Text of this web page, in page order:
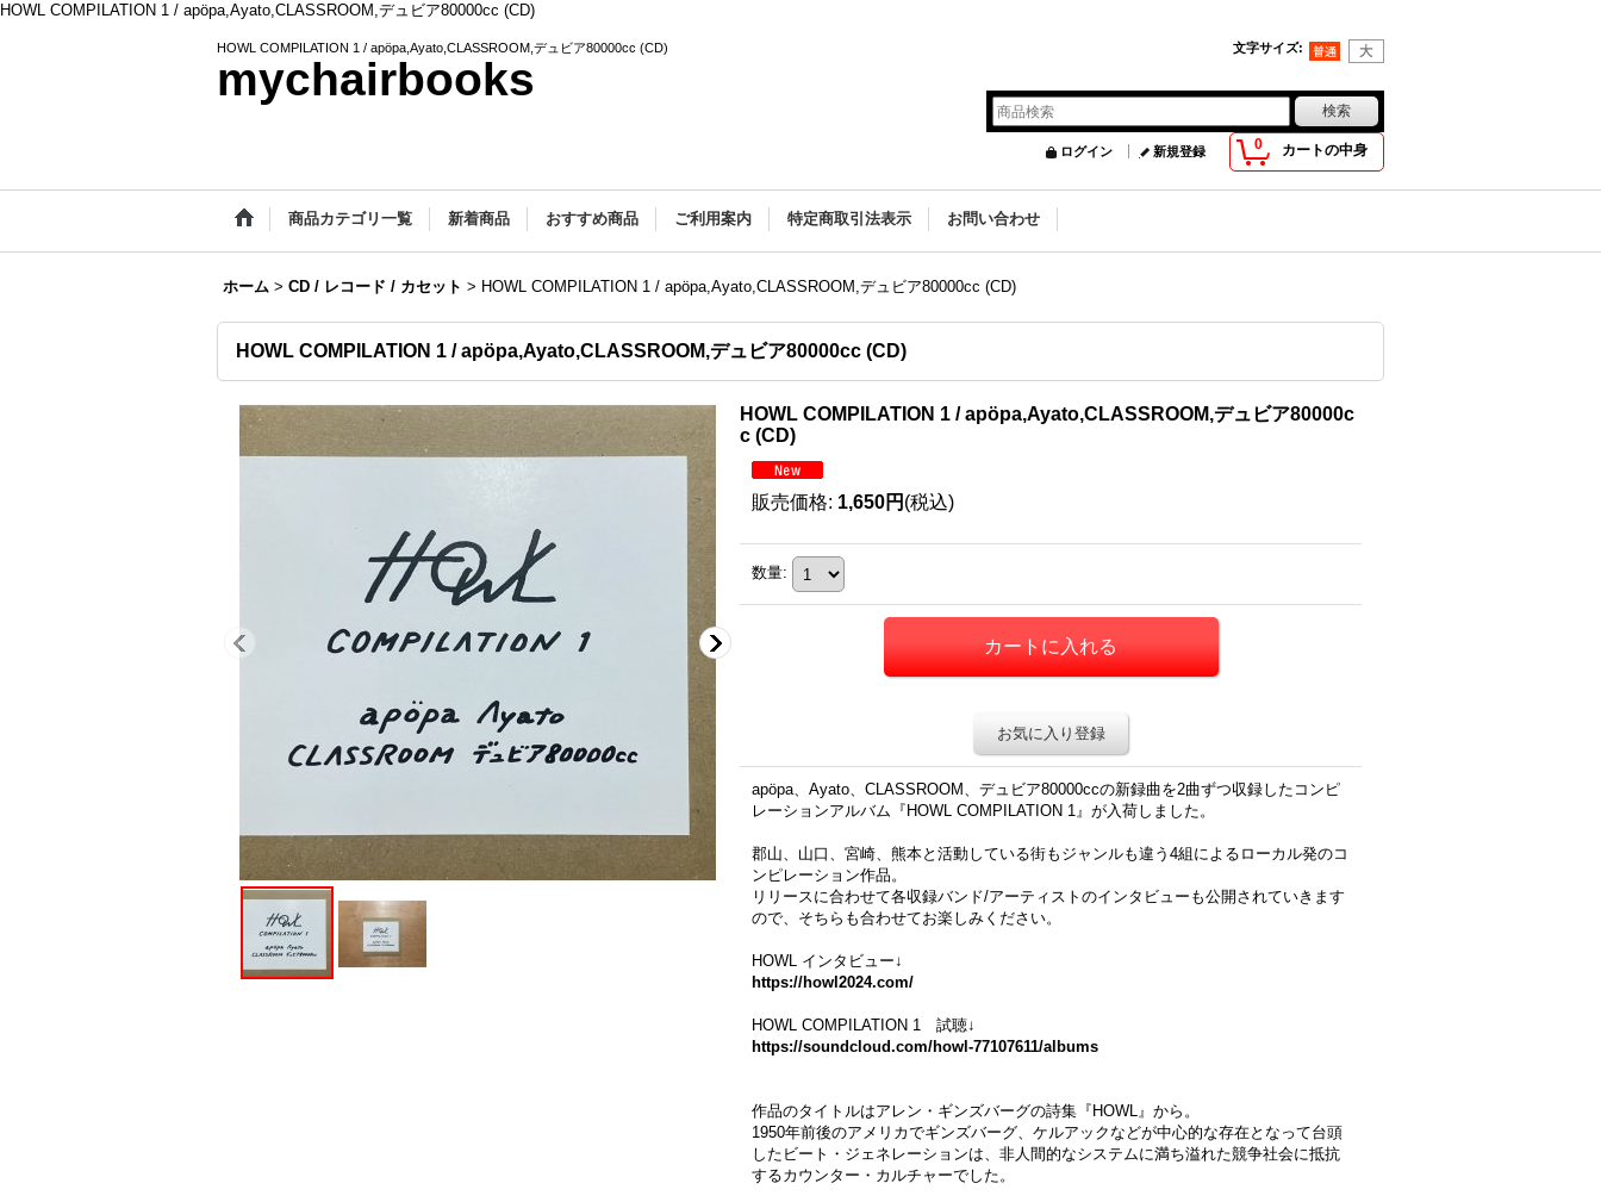
HOWL COMPILATION 1 / apöpa,Ayato,CLASSROOM,デュビア80000cc (CD)
HOWL COMPILATION 1 / apöpa,Ayato,CLASSROOM,デュビア80000cc (CD) 文字サイズ:
mychairbooks
0 カートの中身
ログイン 新規登録
商品カテゴリ一覧 新着商品 おすすめ商品 ご利用案内 特定商取引法表示 お問い合わせ
ホーム > CD / レコード / カセット > HOWL COMPILATION 1 / apöpa,Ayato,CLASSROOM,デュビア80000cc (CD)
HOWL COMPILATION 1 / apöpa,Ayato,CLASSROOM,デュビア80000cc (CD)
HOWL COMPILATION 1 / apöpa,Ayato,CLASSROOM,デュビア80000c
c (CD)
販売価格: 1,650円 (税込)
数量:
お気に入り登録
apöpa、Ayato、CLASSROOM、デュビア80000ccの新録曲を2曲ずつ収録したコンピ
レーションアルバム『HOWL COMPILATION 1』が入荷しました。
郡山、山口、宮崎、熊本と活動している街もジャンルも違う4組によるローカル発のコ
ンピレーション作品。
リリースに合わせて各収録バンド/アーティストのインタビューも公開されていきます
ので、そちらも合わせてお楽しみください。
HOWL インタビュー↓
https://howl2024.com/
HOWL COMPILATION 1 試聴↓
https://soundcloud.com/howl-77107611/albums
作品のタイトルはアレン・ギンズバーグの詩集『HOWL』から。
1950年前後のアメリカでギンズバーグ、ケルアックなどが中心的な存在となって台頭
したビート・ジェネレーションは、非人間的なシステムに満ち溢れた競争社会に抵抗
するカウンター・カルチャーでした。